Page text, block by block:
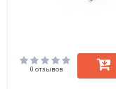
0 отзывов